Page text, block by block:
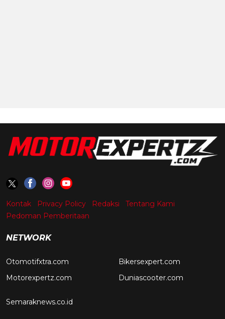
Kontak Privacy Policy Redaksi
Tentang Kami
Pedoman Pemberitaan
NETWORK
Otomotifxtra.com
Motorexpertz.com
Bikersexpert.com
Duniascooter.com
Semaraknews.co.id